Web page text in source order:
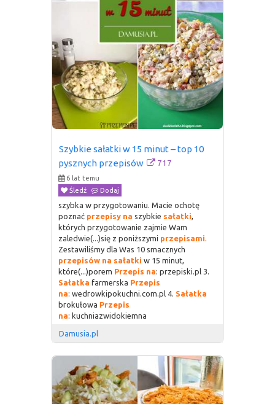
Szybkie sałatki w 15 minut – top 10
pysznych przepisów
717
6 lat temu
Śledź
Dodaj
szybka w przygotowaniu. Macie ochotę
poznać przepisy na szybkie sałatki,
których przygotowanie zajmie Wam
zaledwie(...)się z poniższymi przepisami.
Zestawiliśmy dla Was 10 smacznych
przepisów na sałatki w 15 minut,
które(...)porem Przepis na: przepiski.pl 3.
Sałatka farmerska Przepis
na: wedrowkipokuchni.com.pl 4. Sałatka
brokułowa Przepis
na: kuchniazwidokiemna
Damusia.pl